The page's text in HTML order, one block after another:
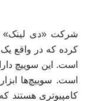
کرده که در واقع
است. سوییچ‌ها
کامپیوتری هستند که